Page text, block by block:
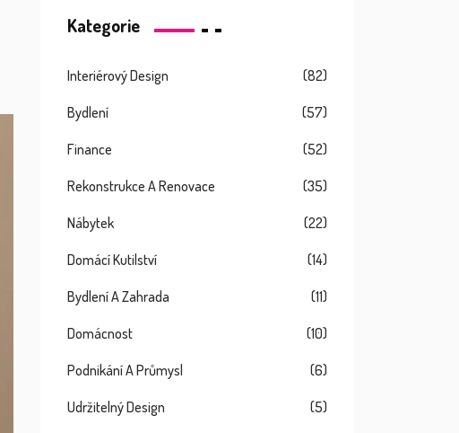
Kategorie
Interiérový Design (82)
Bydlení (57)
Finance (52)
Rekonstrukce A Renovace (35)
Nábytek (22)
Domácí Kutilství (14)
Bydlení A Zahrada (11)
Domácnost (10)
Podnikání A Průmysl (6)
Udržitelný Design (5)